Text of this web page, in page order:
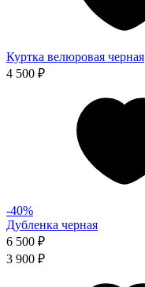
Куртка велюровая черная
4 500 ₽
-40%
Дубленка черная
6 500 ₽
3 900 ₽